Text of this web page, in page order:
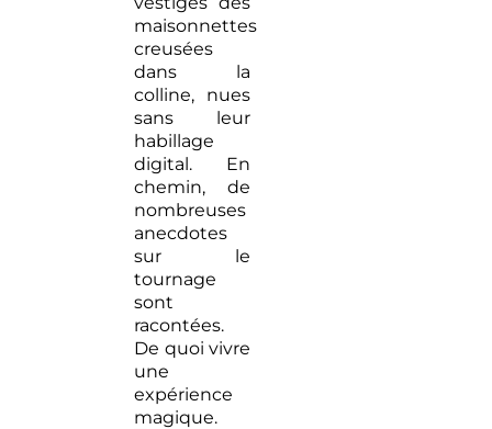
maisonnettes
creusées
dans la
colline, nues
sans leur
habillage
digital. En
chemin, de
nombreuses
anecdotes
sur le
tournage
sont
racontées.
De quoi vivre
une
expérience
magique.